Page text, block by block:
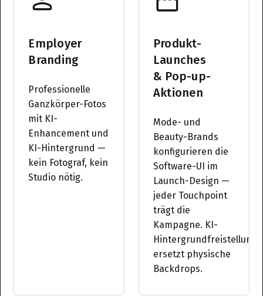
Employer
Branding
Professionelle
Ganzkörper-Fotos
mit KI-
Enhancement und
KI-Hintergrund —
kein Fotograf, kein
Studio nötig.
Produkt-
Launches
& Pop-up-
Aktionen
Mode- und
Beauty-Brands
konfigurieren die
Software-UI im
Launch-Design —
jeder Touchpoint
trägt die
Kampagne. KI-
Hintergrundfreistellung
ersetzt physische
Backdrops.